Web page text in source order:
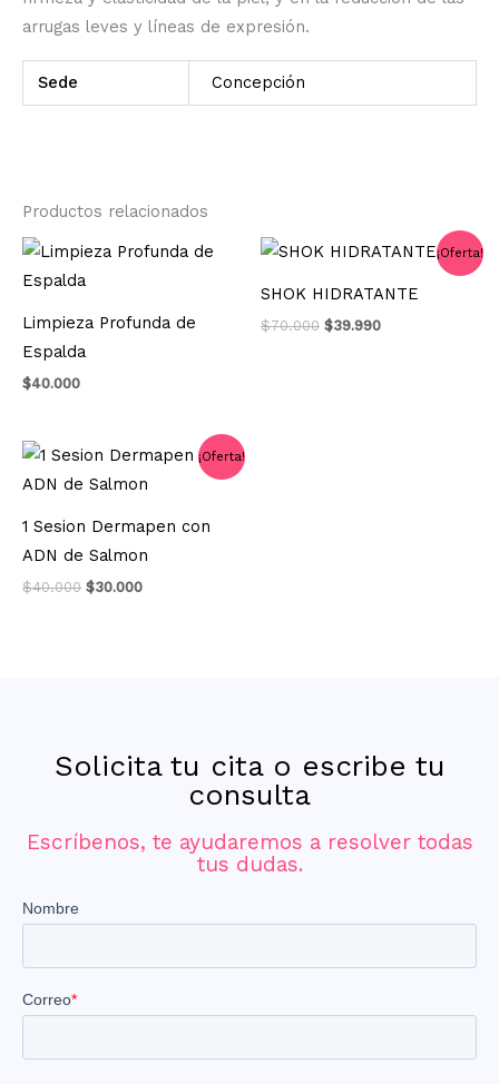
arrugas leves y líneas de expresión.
Sede Concepción
Productos relacionados
Limpieza Profunda de
Espalda
$40.000
¡Oferta!
SHOK HIDRATANTE
$70.000
El
era:
$70.000.
$39.990
El
es:
$39.990.
¡Oferta!
1 Sesion Dermapen con
ADN de Salmon
$40.000
El
original
$40.000.
$30.000
El
precio
actual
$30.000.
Solicita tu cita o escribe tu
consulta
Escríbenos, te ayudaremos a resolver todas
tus dudas.